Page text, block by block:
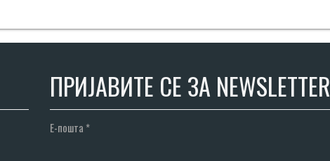
ПРИЈАВИТЕ СЕ ЗА NEWSLETTER
Е-пошта *